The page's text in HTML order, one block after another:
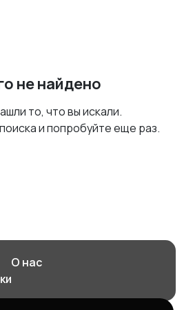
не найдено
то, что вы искали.
и попробуйте еще раз.
О нас